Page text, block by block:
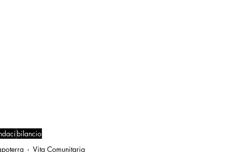
bilancio
Vita Comunitaria